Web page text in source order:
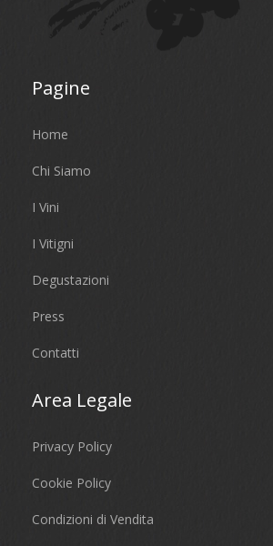
Pagine
Home
Chi Siamo
I Vini
I Vitigni
Degustazioni
Press
Contatti
Area Legale
Privacy Policy
Cookie Policy
Condizioni di Vendita